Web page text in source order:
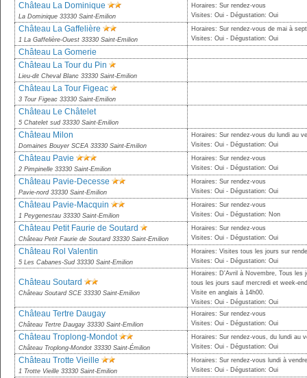
Château La Dominique
La Dominique 33330 Saint-Emilion
Horaires: Sur rendez-vous
Visites: Oui - Dégustation: Oui
Château La Gaffelière
1 La Gaffelière-Ouest 33330 Saint-Emilion
Horaires: Sur rendez-vous de mai à
Visites: Oui - Dégustation: Oui
Château La Gomerie
Château La Tour du Pin
Lieu-dit Cheval Blanc 33330 Saint-Emilion
Château La Tour Figeac
3 Tour Figeac 33330 Saint-Emilion
Château Le Châtelet
5 Chatelet sud 33330 Saint-Emilion
Château Milon
Domaines Bouyer SCEA 33330 Saint-Emilion
Horaires: Sur rendez-vous du lundi au
Visites: Oui - Dégustation: Oui
Château Pavie
2 Pimpinelle 33330 Saint-Emilion
Horaires: Sur rendez-vous
Visites: Oui - Dégustation: Oui
Château Pavie-Decesse
Pavie-nord 33330 Saint-Emilion
Horaires: Sur rendez-vous
Visites: Oui - Dégustation: Oui
Château Pavie-Macquin
1 Peygenestau 33330 Saint-Emilion
Horaires: Sur rendez-vous
Visites: Oui - Dégustation: Non
Château Petit Faurie de Soutard
Château Petit Faurie de Soutard 33330 Saint-Emilion
Horaires: Sur rendez-vous
Visites: Oui - Dégustation: Oui
Château Rol Valentin
5 Les Cabanes-Sud 33330 Saint-Emilion
Horaires: Visites tous les jours sur
Visites: Oui - Dégustation: Oui
Château Soutard
Château Soutard SCE 33330 Saint-Emilion
Horaires: D'Avril à Novembre, Tous les
tous les jours sauf mercredi et week-
Visite en anglais à 14h00.
Visites: Oui - Dégustation: Oui
Château Tertre Daugay
Château Tertre Daugay 33330 Saint-Emilion
Horaires: Sur rendez-vous
Visites: Oui - Dégustation: Oui
Château Troplong-Mondot
Château Troplong-Mondot 33330 Saint-Émilion
Horaires: Sur rendez-vous, du lundi au
Visites: Oui - Dégustation: Oui
Château Trotte Vieille
1 Trotte Vieille 33330 Saint-Emilion
Horaires: Sur rendez-vous lundi à
Visites: Oui - Dégustation: Oui